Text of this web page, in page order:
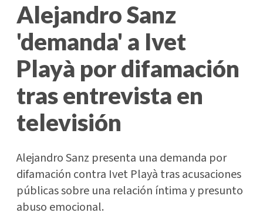
Alejandro Sanz
'demanda' a Ivet
Playà por difamación
tras entrevista en
televisión
Alejandro Sanz presenta una demanda por
difamación contra Ivet Playà tras acusaciones
públicas sobre una relación íntima y presunto
abuso emocional.